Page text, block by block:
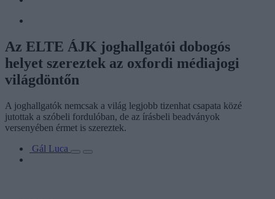
Az ELTE ÁJK joghallgatói dobogós
helyet szereztek az oxfordi médiajogi
világdöntőn
A joghallgatók nemcsak a világ legjobb tizenhat csapata közé
jutottak a szóbeli fordulóban, de az írásbeli beadványok
versenyében érmet is szereztek.
Gál Luca